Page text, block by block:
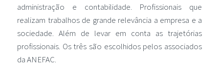
administração e contabilidade. Profissionais que
realizam trabalhos de grande relevância a empresa e a
sociedade. Além de levar em conta as trajetórias
profissionais. Os três são escolhidos pelos associados
da ANEFAC.